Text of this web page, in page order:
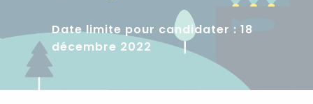
Date limite pour candidater : 18
décembre 2022